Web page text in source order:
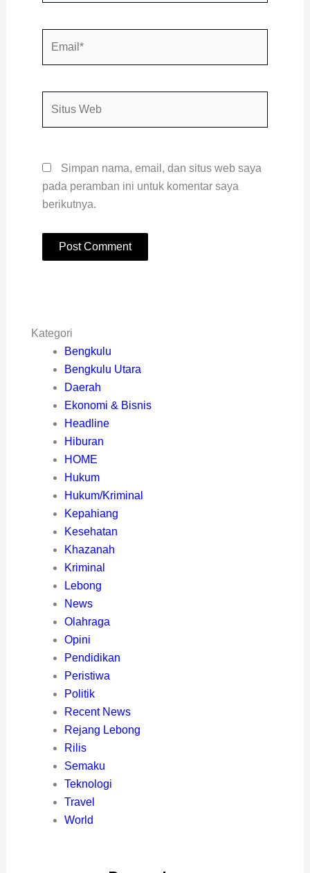
Simpan nama, email, dan situs web saya
pada peramban ini untuk komentar saya
berikutnya.
Kategori
Bengkulu
Bengkulu Utara
Daerah
Ekonomi & Bisnis
Headline
Hiburan
HOME
Hukum
Hukum/Kriminal
Kepahiang
Kesehatan
Khazanah
Kriminal
Lebong
News
Olahraga
Opini
Pendidikan
Peristiwa
Politik
Recent News
Rejang Lebong
Rilis
Semaku
Teknologi
Travel
World